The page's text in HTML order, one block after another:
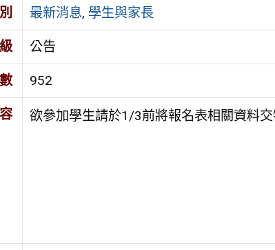
最新消息, 學生與家長
公告
952
欲參加學生請於1/3前將報名表相關資料